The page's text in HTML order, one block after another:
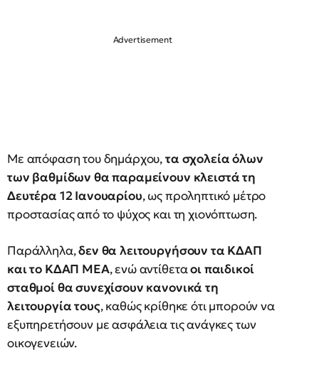
Με απόφαση του δημάρχου,τα σχολεία όλων
των βαθμίδων θα παραμείνουν κλειστά τη
Δευτέρα 12 Ιανουαρίου, ως προληπτικό μέτρο
προστασίας από το ψύχος και τη χιονόπτωση.
Παράλληλα,δεν θα λειτουργήσουν τα ΚΔΑΠ
και το ΚΔΑΠ ΜΕΑ, ενώ αντίθεταοι παιδικοί
σταθμοί θα συνεχίσουν κανονικά τη
λειτουργία τους, καθώς κρίθηκε ότι μπορούν να
εξυπηρετήσουν με ασφάλεια τις ανάγκες των
οικογενειών.